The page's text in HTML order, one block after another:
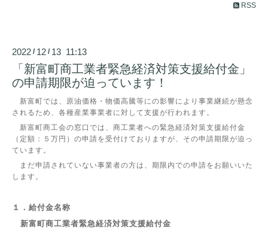
RSS
2022 / 12 / 13 11:13
「新富町商工業者緊急経済対策支援給付金」
の申請期限が迫っています！
新富町では、原油価格・物価高騰等にの影響により事業継続が懸念
されるため、各種産業事業者に対して支援が行われます。
新富町商工会の窓口では、商工業者への緊急経済対策支援給付金
（定額：５万円）の申請を受付けておりますが、その申請期限が迫っ
ています。
まだ申請されていない事業者の方は、期限内での申請をお願いいた
します。
１．給付金名称
新富町商工業者緊急経済対策支援給付金